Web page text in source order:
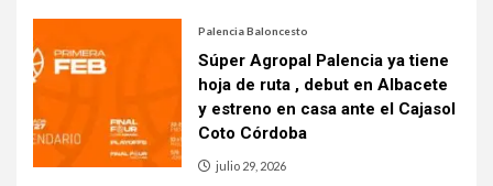
Palencia Baloncesto
Súper Agropal Palencia ya tiene
hoja de ruta , debut en Albacete
y estreno en casa ante el Cajasol
Coto Córdoba
julio 29, 2026